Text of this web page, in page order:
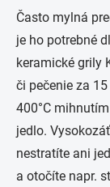
Často mylná
je ho potrebné
keramické grily
či pečenie za
400°C
jedlo.
nestratíte ani
a otočíte napr.